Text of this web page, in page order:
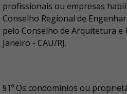
profissionais ou empresas
Conselho Regional de
pelo Conselho de Arquitetura e
Janeiro - CAU/RJ.
§1º Os condomínios ou